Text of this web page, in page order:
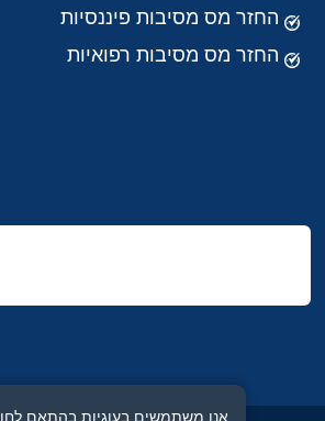
החזר מס מסיבות פיננסיות
החזר מס מסיבות רפואיות
אנו משתמשים בעוגיות בהתאם לחוק הגנת הפרטיות בישראל